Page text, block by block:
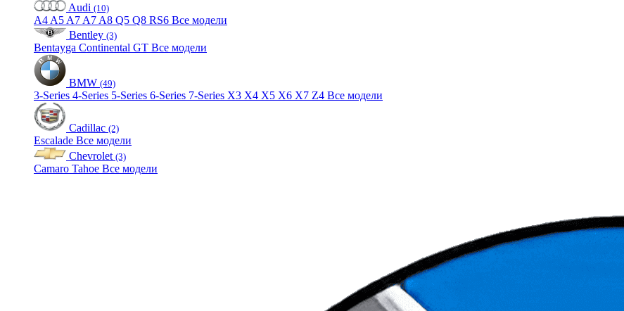
Audi (10)
A4 A5 A7 A7 A8 Q5 Q8 RS6 Все модели
Bentley (3)
Bentayga Continental GT Все модели
BMW (49)
3-Series 4-Series 5-Series 6-Series 7-Series X3 X4 X5 X6 X7 Z4 Все модели
Cadillac (2)
Escalade Все модели
Chevrolet (3)
Camaro Tahoe Все модели